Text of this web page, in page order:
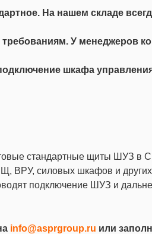
На нашем складе
У менеджеров
шкафа
стандартные щиты ШУЗ в
ВРУ, силовых шкафов и
подключение ШУЗ и
info@asprgroup.ru или